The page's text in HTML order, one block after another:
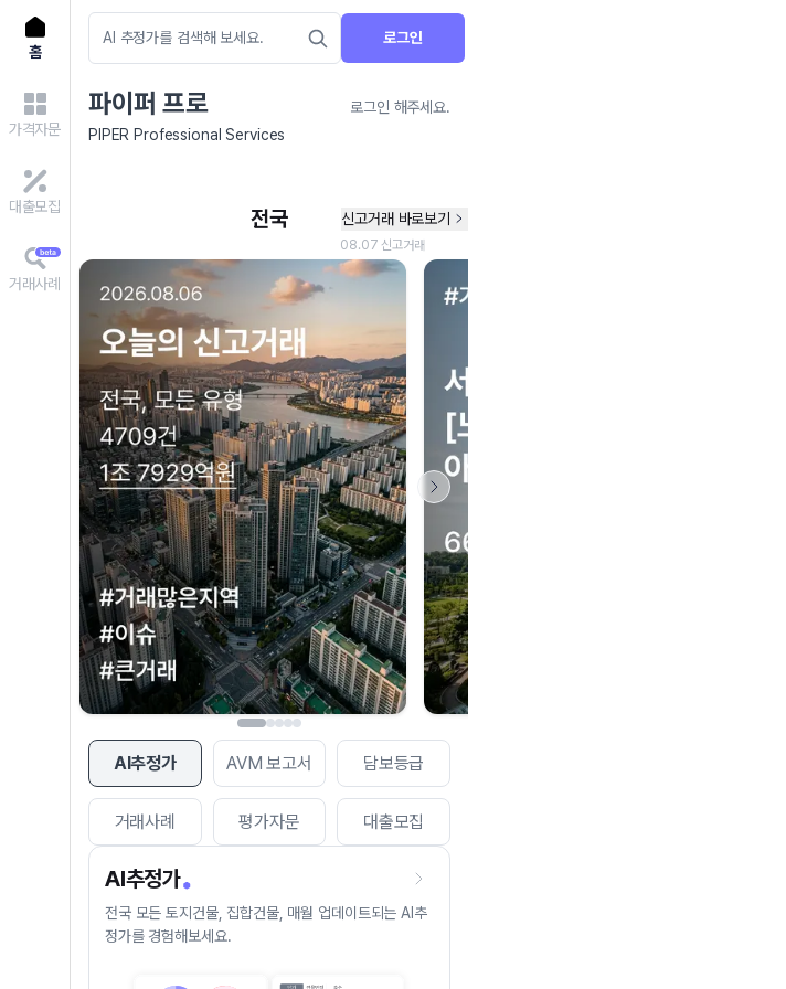
홈
가격자문
대출모집
거래사례
로그인
파이퍼 프로
로그인 해주세요.
PIPER Professional Services
AI추정가 AVM 보고서 담보등급
거래사례 평가자문 대출모집
AI추정가
전국 모든 토지건물, 집합건물, 매월 업데이트되는 AI추
정가를 경험해보세요.